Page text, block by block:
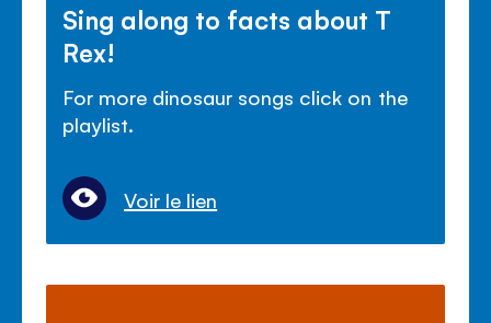
Sing along to facts about T
Rex!
For more dinosaur songs click on the
playlist.
Voir le lien